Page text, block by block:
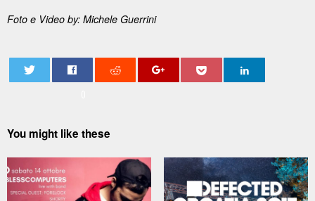
Foto e Video by: Michele Guerrini
You might like these